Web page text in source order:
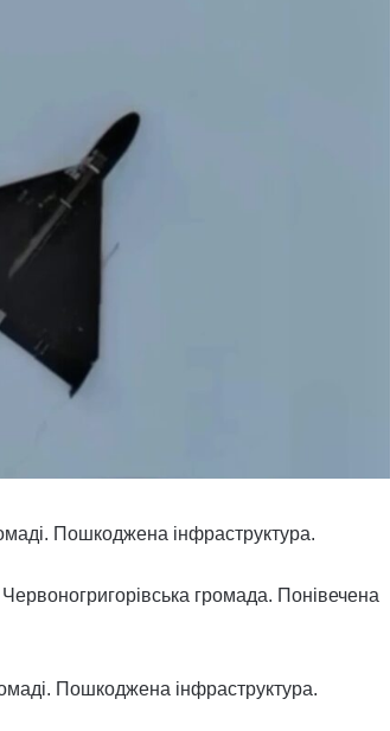
Пошкоджена інфраструктура.
громада. Понівечена
Пошкоджена інфраструктура.